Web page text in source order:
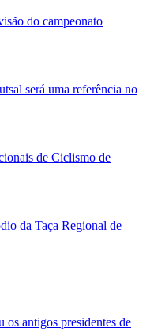
do campeonato
será uma referência no
de Ciclismo de
da Taça Regional de
antigos presidentes de